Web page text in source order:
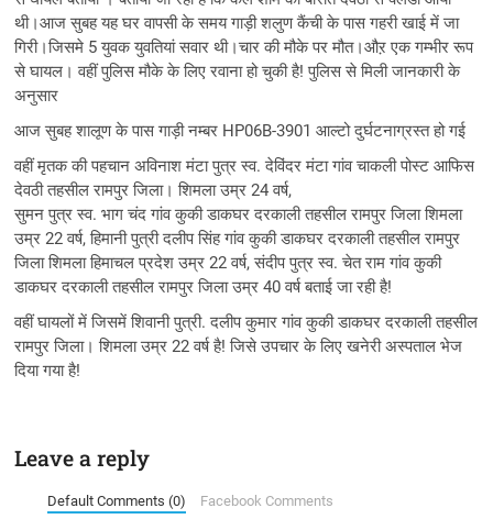
थी।आज सुबह यह घर वापसी के समय गाड़ी शलुण कैंची के पास गहरी खाई में जा
गिरी।जिसमे 5 युवक युवतियां सवार थी।चार की मौके पर मौत।औऱ एक गम्भीर रूप
से घायल। वहीं पुलिस मौके के लिए रवाना हो चुकी है! पुलिस से मिली जानकारी के
अनुसार
आज सुबह शालूण के पास गाड़ी नम्बर HP06B-3901 आल्टो दुर्घटनाग्रस्त हो गई
वहीं मृतक की पहचान अविनाश मंटा पुत्र स्व. देविंदर मंटा गांव चाकली पोस्ट आफिस
देवठी तहसील रामपुर जिला। शिमला उम्र 24 वर्ष,
सुमन पुत्र स्व. भाग चंद गांव कुकी डाकघर दरकाली तहसील रामपुर जिला शिमला
उम्र 22 वर्ष, हिमानी पुत्री दलीप सिंह गांव कुकी डाकघर दरकाली तहसील रामपुर
जिला शिमला हिमाचल प्रदेश उम्र 22 वर्ष, संदीप पुत्र स्व. चेत राम गांव कुकी
डाकघर दरकाली तहसील रामपुर जिला उम्र 40 वर्ष बताई जा रही है!
वहीं घायलों में जिसमें शिवानी पुत्री. दलीप कुमार गांव कुकी डाकघर दरकाली तहसील
रामपुर जिला। शिमला उम्र 22 वर्ष है! जिसे उपचार के लिए खनेरी अस्पताल भेज
दिया गया है!
Leave a reply
Default Comments (0) Facebook Comments